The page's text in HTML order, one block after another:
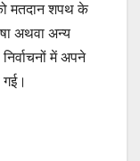
मतदान शपथ के
अथवा अन्य
में अपने
गई।